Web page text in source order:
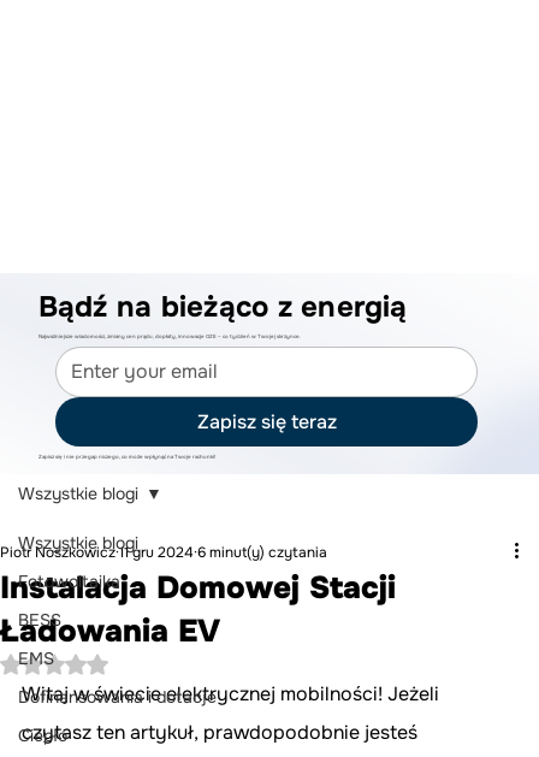
Bądź na bieżąco z energią
Najważniejsze wiadomości, zmiany cen prądu, dopłaty, innowacje OZE – co tydzień w Twojej skrzynce.
Zapisz się teraz
Zapisz się i nie przegap niczego, co może wpłynąć na Twoje rachunki!
Wszystkie blogi
Fotowoltaika
BESS
EMS
Dofinansowania i dotacje
Ciepło
Wszystkie blogi
Instalacja Domowej Stacji
Ładowania EV
Piotr Noszkowicz11 gru 20246 minut(y) czytania
Oceniono na NaN z 5 gwiazdek.
Witaj w świecie elektrycznej mobilności! Jeżeli
czytasz ten artykuł, prawdopodobnie jesteś